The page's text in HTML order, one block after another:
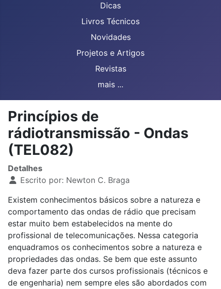
Dicas
Livros Técnicos
Novidades
Projetos e Artigos
Revistas
mais ...
Princípios de
rádiotransmissão - Ondas
(TEL082)
Detalhes
Escrito por: Newton C. Braga
Existem conhecimentos básicos sobre a natureza e
comportamento das ondas de rádio que precisam
estar muito bem estabelecidos na mente do
profissional de telecomunicações. Nessa categoria
enquadramos os conhecimentos sobre a natureza e
propriedades das ondas. Se bem que este assunto
deva fazer parte dos cursos profissionais (técnicos e
de engenharia) nem sempre eles são abordados com